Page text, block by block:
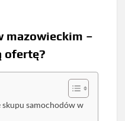
mazowieckim –
ofertę?
skupu samochodów w